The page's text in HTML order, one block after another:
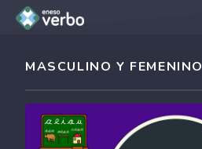
MASCULINO Y FEMENINO